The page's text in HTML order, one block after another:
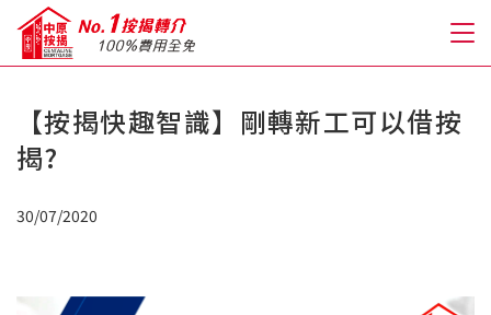
關於我們
免費房貸轉介服務
【按揭快趣智識】剛轉新工可以借按
揭?
30/07/2020